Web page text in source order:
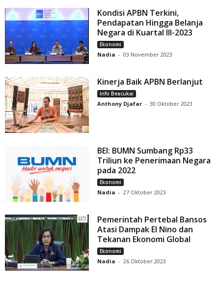
Kondisi APBN Terkini,
Pendapatan Hingga Belanja
Negara di Kuartal III-2023
Ekonomi
Nadia - 03 November 2023
Kinerja Baik APBN Berlanjut
Info Beacukai
Anthony Djafar - 30 Oktober 2023
BEI: BUMN Sumbang Rp33
Triliun ke Penerimaan Negara
pada 2022
Ekonomi
Nadia - 27 Oktober 2023
Pemerintah Pertebal Bansos
Atasi Dampak El Nino dan
Tekanan Ekonomi Global
Ekonomi
Nadia - 26 Oktober 2023